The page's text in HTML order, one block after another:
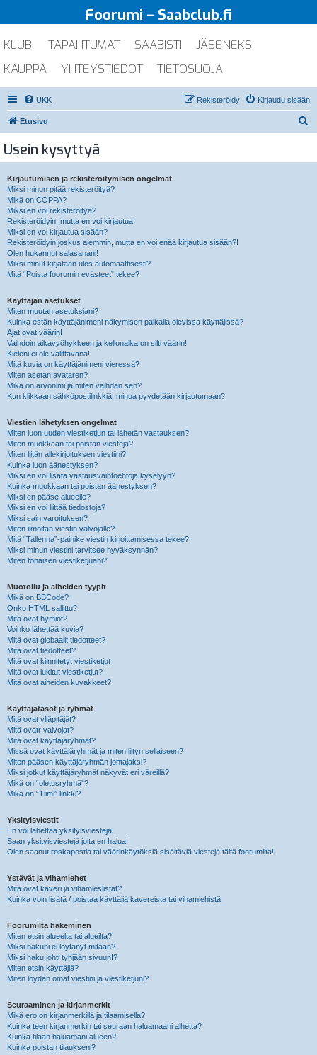
Foorumi – Saabclub.fi
KLUBI TAPAHTUMAT SAABISTI
JÄSENEKSI
KAUPPA
YHTEYSTIEDOT TIETOSUOJA
UKK Kirjaudu sisään
Rekisteröidy
Etusivu
Usein kysyttyä
Kirjautumisen ja rekisteröitymisen ongelmat
Miksi minun pitää rekisteröityä?
Mikä on COPPA?
Miksi en voi rekisteröityä?
Rekisteröidyin, mutta en voi kirjautua!
Miksi en voi kirjautua sisään?
Rekisteröidyin joskus aiemmin, mutta en voi enää kirjautua sisään?!
Olen hukannut salasanani!
Miksi minut kirjataan ulos automaattisesti?
Mitä “Poista foorumin evästeet” tekee?
Käyttäjän asetukset
Miten muutan asetuksiani?
Kuinka estän käyttäjänimeni näkymisen paikalla olevissa käyttäjissä?
Ajat ovat väärin!
Vaihdoin aikavyöhykkeen ja kellonaika on silti väärin!
Kieleni ei ole valittavana!
Mitä kuvia on käyttäjänimeni vieressä?
Miten asetan avataren?
Mikä on arvonimi ja miten vaihdan sen?
Kun klikkaan sähköpostilinkkiä, minua pyydetään kirjautumaan?
Viestien lähetyksen ongelmat
Miten luon uuden viestiketjun tai lähetän vastauksen?
Miten muokkaan tai poistan viestejä?
Miten liitän allekirjoituksen viestiini?
Kuinka luon äänestyksen?
Miksi en voi lisätä vastausvaihtoehtoja kyselyyn?
Kuinka muokkaan tai poistan äänestyksen?
Miksi en pääse alueelle?
Miksi en voi liittää tiedostoja?
Miksi sain varoituksen?
Miten ilmoitan viestin valvojalle?
Mitä “Tallenna”-painike viestin kirjoittamisessa tekee?
Miksi minun viestini tarvitsee hyväksynnän?
Miten tönäisen viestiketjuani?
Muotoilu ja aiheiden tyypit
Mikä on BBCode?
Onko HTML sallittu?
Mitä ovat hymiöt?
Voinko lähettää kuvia?
Mitä ovat globaalit tiedotteet?
Mitä ovat tiedotteet?
Mitä ovat kiinnitetyt viestiketjut
Mitä ovat lukitut viestiketjut?
Mitä ovat aiheiden kuvakkeet?
Käyttäjätasot ja ryhmät
Mitä ovat ylläpitäjät?
Mitä ovatr valvojat?
Mitä ovat käyttäjäryhmät?
Missä ovat käyttäjäryhmät ja miten liityn sellaiseen?
Miten pääsen käyttäjäryhmän johtajaksi?
Miksi jotkut käyttäjäryhmät näkyvät eri väreillä?
Mikä on “oletusryhmä”?
Mikä on “Tiimi” linkki?
Yksityisviestit
En voi lähettää yksityisviestejä!
Saan yksityisviestejä joita en halua!
Olen saanut roskapostia tai väärinkäytöksiä sisältäviä viestejä tältä foorumilta!
Ystävät ja vihamiehet
Mitä ovat kaveri ja vihamieslistat?
Kuinka voin lisätä / poistaa käyttäjiä kavereista tai vihamiehistä
Foorumilta hakeminen
Miten etsin alueelta tai alueilta?
Miksi hakuni ei löytänyt mitään?
Miksi haku johti tyhjään sivuun!?
Miten etsin käyttäjiä?
Miten löydän omat viestini ja viestiketjuni?
Seuraaminen ja kirjanmerkit
Mikä ero on kirjanmerkillä ja tilaamisella?
Kuinka teen kirjanmerkin tai seuraan haluamaani aihetta?
Kuinka tilaan haluamani alueen?
Kuinka poistan tilaukseni?